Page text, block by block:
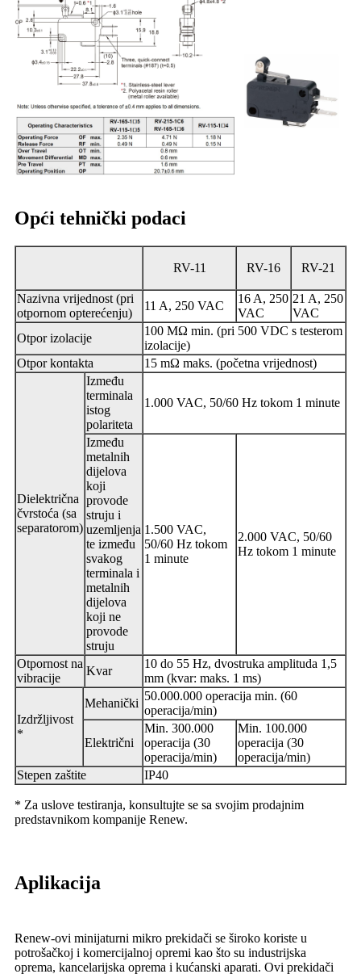
Opći tehnički podaci
RV-11 RV-16 RV-21
Nazivna vrijednost (pri
otpornom opterećenju)
11 A, 250 VAC
16 A, 250
VAC
21 A, 250
VAC
Otpor izolacije
100 MΩ min. (pri 500 VDC s testerom
izolacije)
Otpor kontakta
15 mΩ maks. (početna vrijednost)
Dielektrična
čvrstoća (sa
separatorom)
Između
terminala
istog
polariteta
1.000 VAC, 50/60 Hz tokom 1 minute
Između
metalnih
dijelova
koji
provode
struju i
uzemljenja
te između
svakog
terminala i
metalnih
dijelova
koji ne
provode
struju
1.500 VAC,
50/60 Hz tokom
1 minute
2.000 VAC, 50/60
Hz tokom 1 minute
Otpornost na
vibracije
Kvar
10 do 55 Hz, dvostruka amplituda 1,5
mm (kvar: maks. 1 ms)
Izdržljivost
*
Mehanički
50.000.000 operacija min. (60
operacija/min)
Električni
Min. 300.000
operacija (30
operacija/min)
Min. 100.000
operacija (30
operacija/min)
Stepen zaštite
IP40
* Za uslove testiranja, konsultujte se sa svojim prodajnim
predstavnikom kompanije Renew.
Aplikacija
Renew-ovi minijaturni mikro prekidači se široko koriste u
potrošačkoj i komercijalnoj opremi kao što su industrijska
oprema, kancelarijska oprema i kućanski aparati. Ovi prekidači